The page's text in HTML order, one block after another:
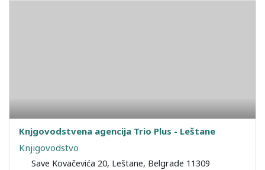
Knjgovodstvena agencija Trio Plus - Leštane
Knjigovodstvo
Save Kovačevića 20, Leštane, Belgrade 11309